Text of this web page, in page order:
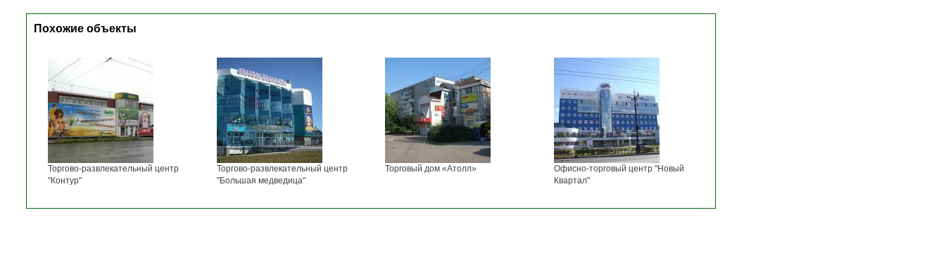
Похожие объекты
Торгово-развлекательный центр
"Контур"
Торгово-развлекательный центр
"Большая медведица"
Торговый дом «Атолл»
Офисно-торговый центр "Новый
Квартал"